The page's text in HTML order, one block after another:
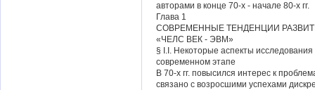
авторами в конце 70-х - начале 80-х гг.
Глава 1
СОВРЕМЕННЫЕ ТЕНДЕНЦИИ
«ЧЕЛС ВЕК - ЭВМ»
§ I.I. Некоторые аспекты исследования
современном этапе
В 70-х гг. повысился интерес к
связано с возросшими успехами